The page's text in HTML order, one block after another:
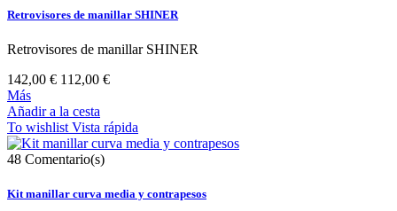
Retrovisores de manillar SHINER
Retrovisores de manillar SHINER
142,00 € 112,00 €
Más
Añadir a la cesta
To wishlist Vista rápida
48 Comentario(s)
Kit manillar curva media y contrapesos